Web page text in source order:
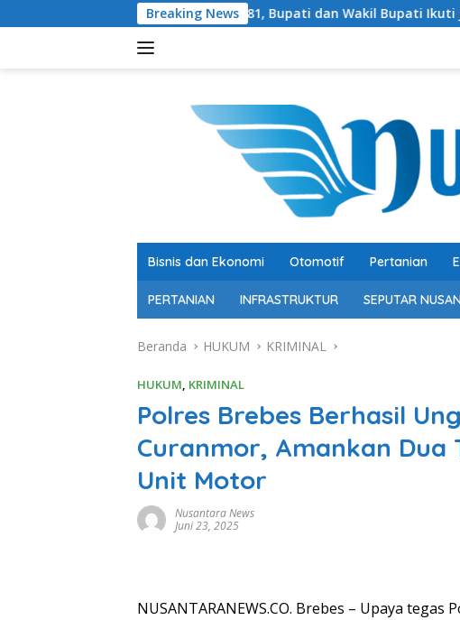
ke
Breaking News
HUT RI ke-81, Bupati dan Wakil Bupati Ikuti Jalan Sehat dan
Bisnis dan Ekonomi Otomotif Pertanian
PERTANIAN INFRASTRUKTUR SEPUTAR
Beranda HUKUM KRIMINAL
HUKUM, KRIMINAL
Polres Brebes Berhasil
Curanmor, Amankan Dua
Unit Motor
Nusantara News
Juni 23, 2025
NUSANTARANEWS.CO. Brebes – Upaya